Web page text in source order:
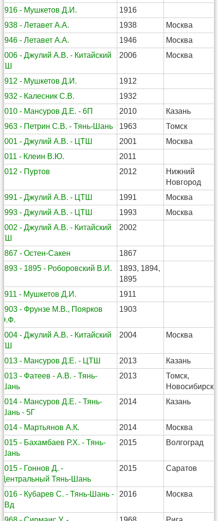
1916 - Мушкетов Д.И.
1916
1938 - Летавет А.А.
1938
Москва
1946 - Летавет А.А.
1946
Москва
2006 - Джулий А.В. - Китайский
ТШ
2006 Москва
1912 - Мушкетов Д.И.
1912
1932 - Калесник С.В.
1932
2010 - Мансуров Д.Е. - 6П
2010
Казань
1963 - Петрин С.В. - Тянь-Шань
1963
Томск
2001 - Джулий А.В. - ЦТШ
2001
Москва
2011 - Клеин В.Ю.
2011
2012 - Пуртов
2012
Нижний
Новгород
1991 - Джулий А.В. - ЦТШ
1991
Москва
1993 - Джулий А.В. - ЦТШ
1993
Москва
2002 - Джулий А.В. - Китайский
ТШ
2002
1867 - Остен-Сакен
1867
1893 - 1895 - Роборовский В.И.
1893, 1894,
1895
1911 - Мушкетов Д.И.
1911
1903 - Фрунзе М.В., Поярков
Э.Ф.
1903
2004 - Джулий А.В. - Китайский
ТШ
2004 Москва
2013 - Мансуров Д.Е. - ЦТШ 2013
Казань
2013 - Фатеев - А.В. - Тянь-
Шань
2013
Томск,
Новосибирск
2014 - Мансуров Д.Е. - Тянь-
Шань - 5Г
2014 Казань
2014 - Мартьянов А.К. 2014
Москва
2015 - Бахамбаев Р.Х. - Тянь-
Шань
2015 Волгоград
2015 - Гоннов Д. -
Центральный Тянь-Шань
2015 Саратов
2016 - Кубарев С. - Тянь-Шань -
5Вд
2016 Москва